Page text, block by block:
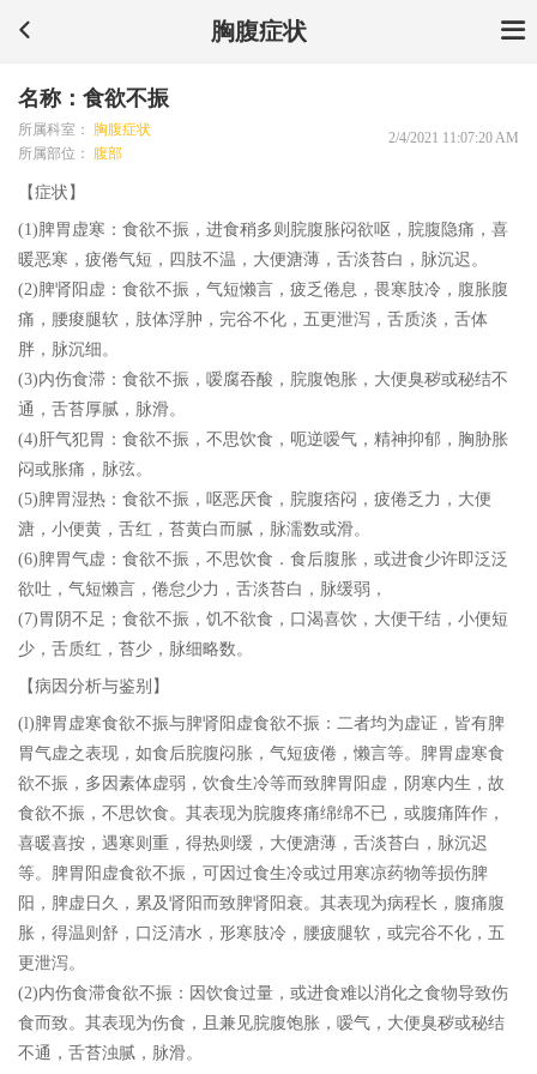
胸腹症状
名称：食欲不振
所属科室：
胸腹症状
所属部位： 腹部
2/4/2021 11:07:20 AM
【症状】
(1)脾胃虚寒：食欲不振，进食稍多则脘腹胀闷欲呕，脘腹隐痛，喜
暖恶寒，疲倦气短，四肢不温，大便溏薄，舌淡苔白，脉沉迟。
(2)脾肾阳虚：食欲不振，气短懒言，疲乏倦息，畏寒肢冷，腹胀腹
痛，腰痠腿软，肢体浮肿，完谷不化，五更泄泻，舌质淡，舌体
胖，脉沉细。
(3)内伤食滞：食欲不振，嗳腐吞酸，脘腹饱胀，大便臭秽或秘结不
通，舌苔厚腻，脉滑。
(4)肝气犯胃：食欲不振，不思饮食，呃逆嗳气，精神抑郁，胸胁胀
闷或胀痛，脉弦。
(5)脾胃湿热：食欲不振，呕恶厌食，脘腹痞闷，疲倦乏力，大便
溏，小便黄，舌红，苔黄白而腻，脉濡数或滑。
(6)脾胃气虚：食欲不振，不思饮食．食后腹胀，或进食少许即泛泛
欲吐，气短懒言，倦怠少力，舌淡苔白，脉缓弱，
(7)胃阴不足；食欲不振，饥不欲食，口渴喜饮，大便干结，小便短
少，舌质红，苔少，脉细略数。
【病因分析与鉴别】
(l)脾胃虚寒食欲不振与脾肾阳虚食欲不振：二者均为虚证，皆有脾
胃气虚之表现，如食后脘腹闷胀，气短疲倦，懒言等。脾胃虚寒食
欲不振，多因素体虚弱，饮食生冷等而致脾胃阳虚，阴寒内生，故
食欲不振，不思饮食。其表现为脘腹疼痛绵绵不已，或腹痛阵作，
喜暖喜按，遇寒则重，得热则缓，大便溏薄，舌淡苔白，脉沉迟
等。脾胃阳虚食欲不振，可因过食生冷或过用寒凉药物等损伤脾
阳，脾虚日久，累及肾阳而致脾肾阳衰。其表现为病程长，腹痛腹
胀，得温则舒，口泛清水，形寒肢冷，腰疲腿软，或完谷不化，五
更泄泻。
(2)内伤食滞食欲不振：因饮食过量，或进食难以消化之食物导致伤
食而致。其表现为伤食，且兼见脘腹饱胀，嗳气，大便臭秽或秘结
不通，舌苔浊腻，脉滑。